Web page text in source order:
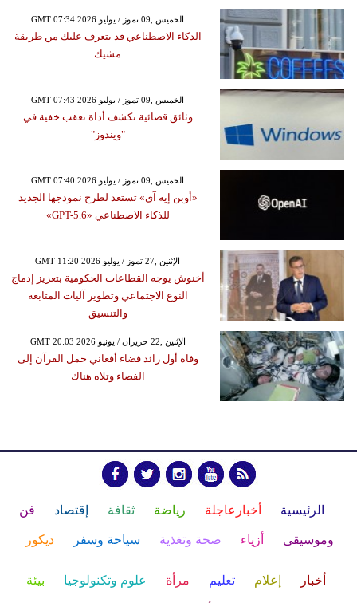
GMT 07:34 2026 الخميس ,09 تموز / يوليو
الذكاء الاصطناعي قد يتعرف عليك من طريقة
مشيك
GMT 07:43 2026 الخميس ,09 تموز / يوليو
وثائق قضائية تكشف أداة تعقب خفية في
"ويندوز"
GMT 07:40 2026 الخميس ,09 تموز / يوليو
«أوبن إيه آي» تستعد لطرح نموذجها الجديد
للذكاء الاصطناعي «GPT-5.6»
GMT 11:20 2026 الإثنين ,27 تموز / يوليو
أخنوش يوجه القطاعات الحكومية بتعزيز إدماج
النوع الاجتماعي وتطوير آليات المتابعة
والتنسيق
GMT 20:03 2026 الإثنين ,22 حزيران / يونيو
وفاة أول رائد فضاء أفغاني حمل القرآن إلى
الفضاء وتلاه هناك
الرئيسية أخبارعاجلة رياضة ثقافة إقتصاد فن
وموسيقى أزياء صحة وتغذية سياحة وسفر ديكور
أخبار إعلام تعليم مرأة علوم وتكنولوجيا بيئة